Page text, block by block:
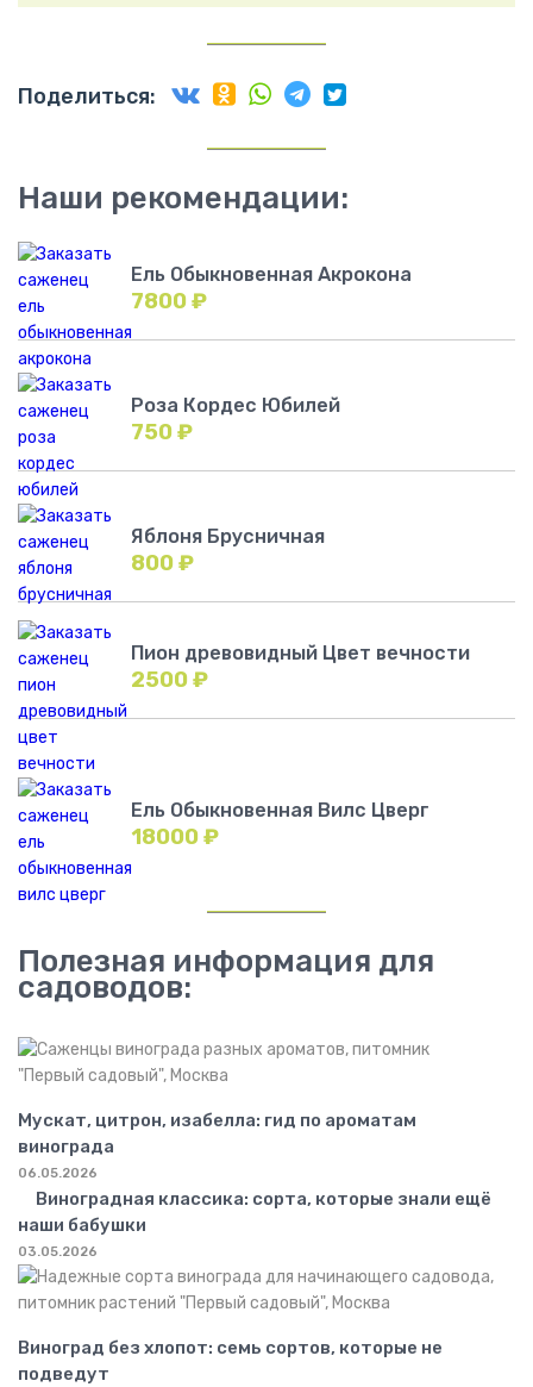
Поделиться:
Наши рекомендации:
Ель Обыкновенная Акрокона
7800₽
Роза Кордес Юбилей
750₽
Яблоня Брусничная
800₽
Пион древовидный Цвет вечности
2500₽
Ель Обыкновенная Вилс Цверг
18000₽
Полезная информация для
садоводов:
Мускат, цитрон, изабелла: гид по ароматам
винограда
06.05.2026
Виноградная классика: сорта, которые знали ещё
наши бабушки
03.05.2026
Виноград без хлопот: семь сортов, которые не
подведут